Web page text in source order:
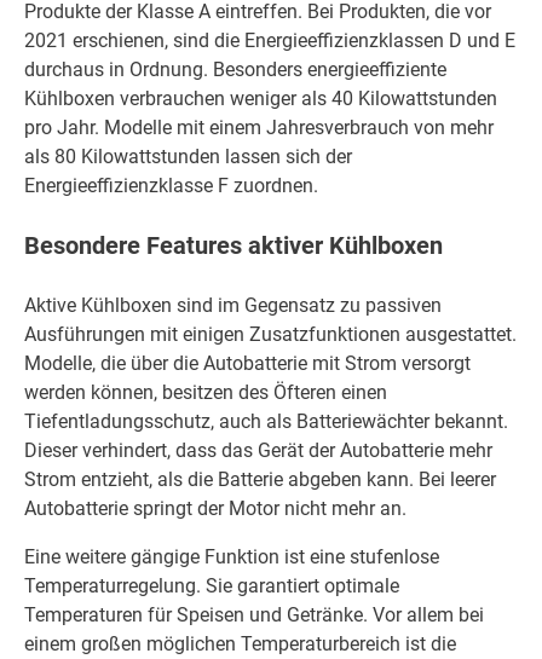
Produkte der Klasse A eintreffen. Bei Produkten, die vor
2021 erschienen, sind die Energieeffizienzklassen D und E
durchaus in Ordnung. Besonders energieeffiziente
Kühlboxen verbrauchen weniger als 40 Kilowattstunden
pro Jahr. Modelle mit einem Jahresverbrauch von mehr
als 80 Kilowattstunden lassen sich der
Energieeffizienzklasse F zuordnen.
Besondere Features aktiver Kühlboxen
Aktive Kühlboxen sind im Gegensatz zu passiven
Ausführungen mit einigen Zusatzfunktionen ausgestattet.
Modelle, die über die Autobatterie mit Strom versorgt
werden können, besitzen des Öfteren einen
Tiefentladungsschutz, auch als Batteriewächter bekannt.
Dieser verhindert, dass das Gerät der Autobatterie mehr
Strom entzieht, als die Batterie abgeben kann. Bei leerer
Autobatterie springt der Motor nicht mehr an.
Eine weitere gängige Funktion ist eine stufenlose
Temperaturregelung. Sie garantiert optimale
Temperaturen für Speisen und Getränke. Vor allem bei
einem großen möglichen Temperaturbereich ist die